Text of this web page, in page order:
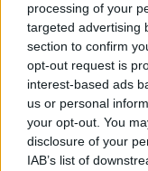
processing of your
targeted advertising
section to confirm
opt-out request is
interest-based ads
us or personal
your opt-out. You
disclosure of your
IAB’s list of